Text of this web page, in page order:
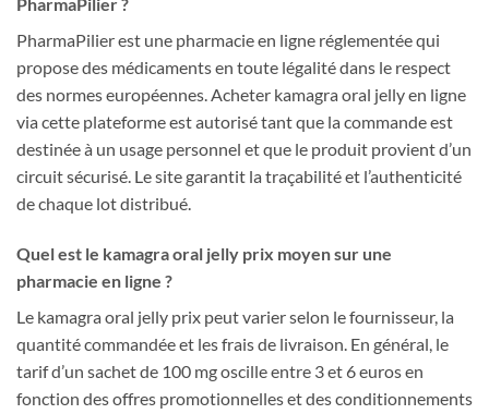
PharmaPilier ?
PharmaPilier est une pharmacie en ligne réglementée qui
propose des médicaments en toute légalité dans le respect
des normes européennes. Acheter kamagra oral jelly en ligne
via cette plateforme est autorisé tant que la commande est
destinée à un usage personnel et que le produit provient d’un
circuit sécurisé. Le site garantit la traçabilité et l’authenticité
de chaque lot distribué.
Quel est le kamagra oral jelly prix moyen sur une
pharmacie en ligne ?
Le kamagra oral jelly prix peut varier selon le fournisseur, la
quantité commandée et les frais de livraison. En général, le
tarif d’un sachet de 100 mg oscille entre 3 et 6 euros en
fonction des offres promotionnelles et des conditionnements